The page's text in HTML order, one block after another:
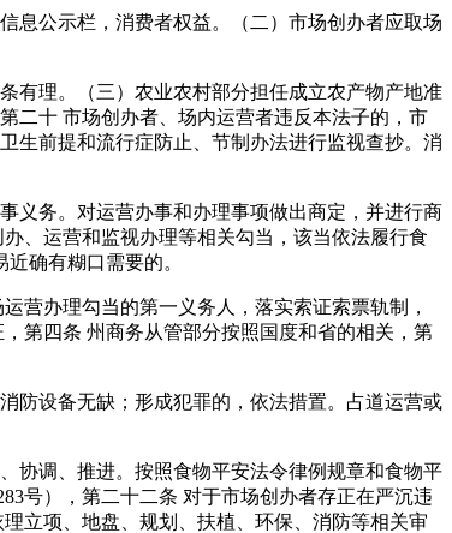
公示栏，消费者权益。（二）市场创办者应取场
理。（三）农业农村部分担任成立农产物产地准
二十 市场创办者、场内运营者违反本法子的，市
生前提和流行症防止、节制办法进行监视查抄。消
务。对运营办事和办理事项做出商定，并进行商
、运营和监视办理等相关勾当，该当依法履行食
确有糊口需要的。
办理勾当的第一义务人，落实索证索票轨制，
第四条 州商务从管部分按照国度和省的相关，第
设备无缺；形成犯罪的，依法措置。占道运营或
调、推进。按照食物平安法令律例规章和食物平
号），第二十二条 对于市场创办者存正在严沉违
立项、地盘、规划、扶植、环保、消防等相关审